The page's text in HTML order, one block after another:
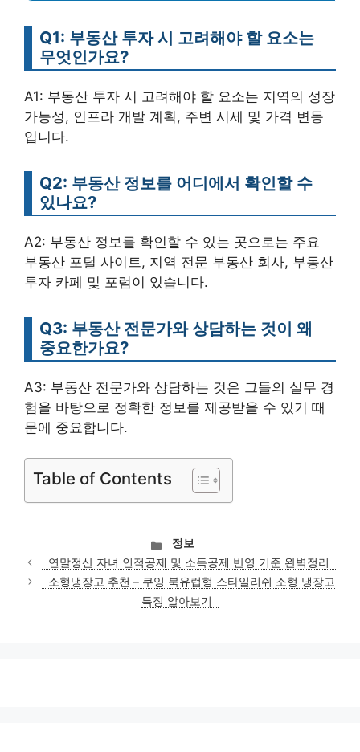
Q1: 부동산 투자 시 고려해야 할 요소는
무엇인가요?
A1: 부동산 투자 시 고려해야 할 요소는 지역의 성장
가능성, 인프라 개발 계획, 주변 시세 및 가격 변동
입니다.
Q2: 부동산 정보를 어디에서 확인할 수
있나요?
A2: 부동산 정보를 확인할 수 있는 곳으로는 주요
부동산 포털 사이트, 지역 전문 부동산 회사, 부동산
투자 카페 및 포럼이 있습니다.
Q3: 부동산 전문가와 상담하는 것이 왜
중요한가요?
A3: 부동산 전문가와 상담하는 것은 그들의 실무 경
험을 바탕으로 정확한 정보를 제공받을 수 있기 때
문에 중요합니다.
Table of Contents
카
테
고
리
정보
연말정산 자녀 인적공제 및 소득공제 반영 기준 완벽정리
소형냉장고 추천 – 쿠잉 북유럽형 스타일리쉬 소형 냉장고
특징 알아보기